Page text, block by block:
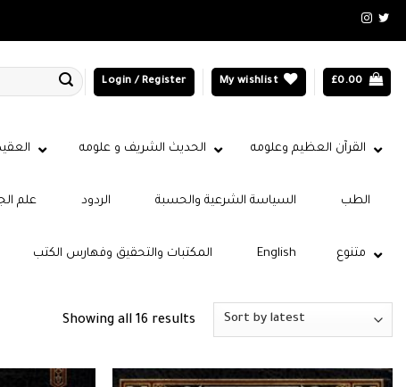
Login / Register My wishlist £0.00
القرآن العظيم وعلومه الحديث الشريف و علومه
علم الردود السياسة الشرعية والحسبة الطب
المكتبات والتحقيق وفهارس الكتب متنوع English
Showing all 16 resultsSorted